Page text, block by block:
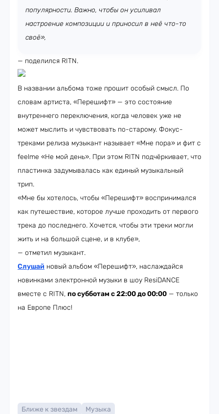
популярности. Важно, чтобы он усиливал
настроение композиции и приносил в неё что-то
своё»,
— поделился RITN.
В названии альбома тоже прошит особый смысл. По
словам артиста, «Перешифт» — это состояние
внутреннего переключения, когда человек уже не
может мыслить и чувствовать по-старому. Фокус-
треками релиза музыкант называет «Мне пора» и фит с
feelme «Не мой день». При этом RITN подчёркивает, что
пластинка задумывалась как единый музыкальный
трип.
«Мне бы хотелось, чтобы «Перешифт» воспринимался
как путешествие, которое лучше проходить от первого
трека до последнего. Хочется, чтобы эти треки могли
жить и на большой сцене, и в клубе»,
— отметил музыкант.
Слушай новый альбом «Перешифт», наслаждайся
новинками электронной музыки в шоу ResiDANCE
вместе с RITN, по субботам с 22:00 до 00:00 — только
на Европе Плюс!​
Ближе к звездам Музыка